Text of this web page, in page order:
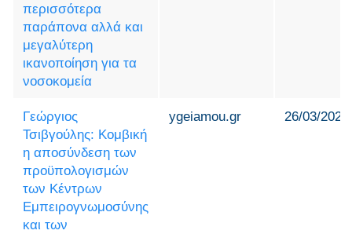
περισσότερα
παράπονα αλλά και
μεγαλύτερη
ικανοποίηση για τα
νοσοκομεία
Γεώργιος
Τσιβγούλης: Κομβική
η αποσύνδεση των
προϋπολογισμών
των Κέντρων
Εμπειρογνωμοσύνης
και των
ygeiamou.gr 26/03/2025